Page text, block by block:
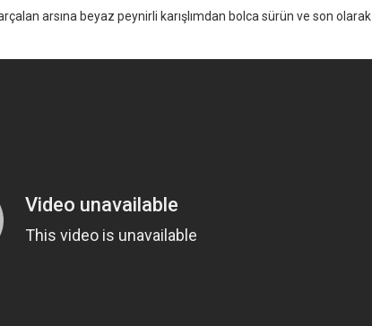
arsına beyaz peynirli karışlımdan bolca sürün ve son olarak